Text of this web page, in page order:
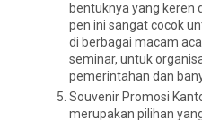
bentuknya yang keren
pen ini sangat cocok
di berbagai macam
seminar, untuk
pemerintahan dan
Souvenir Promosi
merupakan pilihan